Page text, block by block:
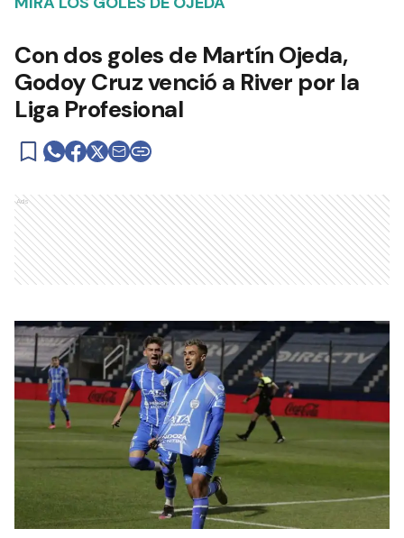
Con dos goles de Martín Ojeda,
Godoy Cruz venció a River por la
Liga Profesional
Ads